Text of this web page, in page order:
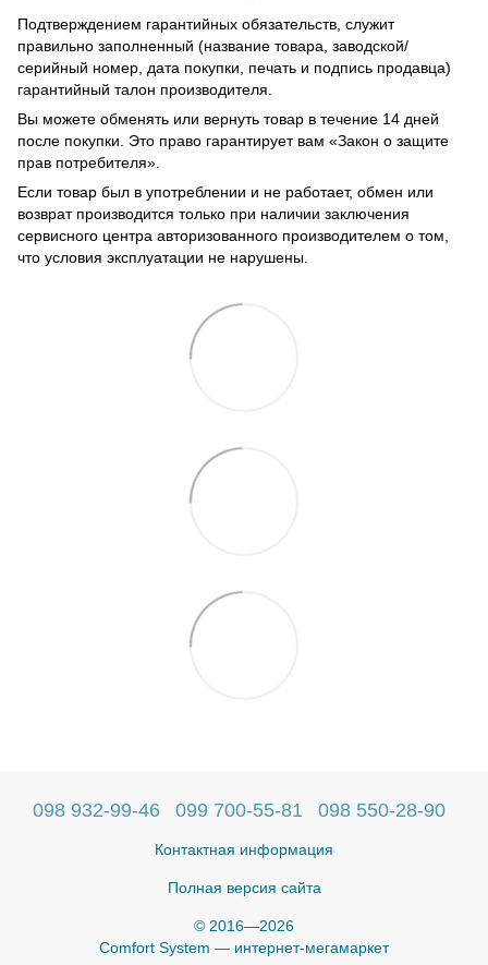
Подтверждением гарантийных обязательств, служит
правильно заполненный (название товара, заводской/
серийный номер, дата покупки, печать и подпись продавца)
гарантийный талон производителя.
Вы можете обменять или вернуть товар в течение 14 дней
после покупки. Это право гарантирует вам «Закон о защите
прав потребителя».
Если товар был в употреблении и не работает, обмен или
возврат производится только при наличии заключения
сервисного центра авторизованного производителем о том,
что условия эксплуатации не нарушены.
098 932-99-46 099 700-55-81 098 550-28-90
Контактная информация
Полная версия сайта
© 2016—2026
Comfort System — интернет-мегамаркет